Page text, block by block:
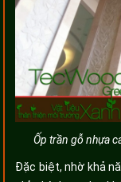
Ốp trần gỗ nhựa
Đặc biệt, nhờ khả